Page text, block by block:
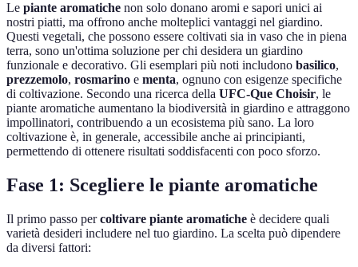
Le piante aromatiche non solo donano aromi e sapori unici ai
nostri piatti, ma offrono anche molteplici vantaggi nel giardino.
Questi vegetali, che possono essere coltivati sia in vaso che in piena
terra, sono un'ottima soluzione per chi desidera un giardino
funzionale e decorativo. Gli esemplari più noti includono basilico,
prezzemolo, rosmarino e menta, ognuno con esigenze specifiche
di coltivazione. Secondo una ricerca della UFC-Que Choisir, le
piante aromatiche aumentano la biodiversità in giardino e attraggono
impollinatori, contribuendo a un ecosistema più sano. La loro
coltivazione è, in generale, accessibile anche ai principianti,
permettendo di ottenere risultati soddisfacenti con poco sforzo.
Fase 1: Scegliere le piante aromatiche
Il primo passo percoltivare piante aromatiche è decidere quali
varietà desideri includere nel tuo giardino. La scelta può dipendere
da diversi fattori: